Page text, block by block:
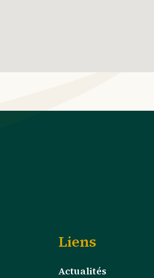
Liens
Actualités